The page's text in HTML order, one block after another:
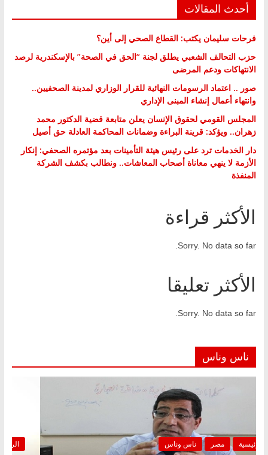
أحدث المقالات
فرحات سليمان يكتب: القطاع الصحي إلى أين؟
حزب التحالف الشعبي يطلق لجنة “الحق في الصحة” بالإسكندرية لرصد
الانتهاكات ودعم المرضى
صور .. اعتماد الرسومات النهائية للقرار الوزاري لمدينة الصحفيين..
وانتهاء أعمال إنشاء المبنى الإداري
المجلس القومي لحقوق الإنسان يعلن متابعة قضية الدكتور محمد
زهران.. ويؤكد: قرينة البراءة وضمانات المحاكمة العادلة حق أصيل
دار الخدمات ترد على رئيس هيئة التأمينات بعد مؤتمره الصحفي: إنكار
الأزمة لا ينهي معاناة أصحاب المعاشات.. ونطالب بكشف الشركة
المنفذة
الأكثر قراءة
Sorry. No data so far.
الأكثر تعليقا
Sorry. No data so far.
ناس وناس
الرئيسية مصر ناس وناس